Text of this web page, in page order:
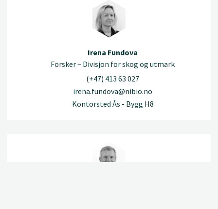
Irena Fundova
Forsker – Divisjon for skog og utmark
(+47) 413 63 027
irena.fundova@nibio.no
Kontorsted Ås - Bygg H8